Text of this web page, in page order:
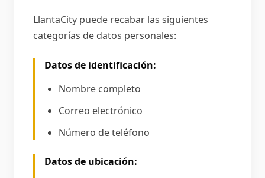
LlantaCity puede recabar las siguientes
categorías de datos personales:
Datos de identificación:
Nombre completo
Correo electrónico
Número de teléfono
Datos de ubicación: